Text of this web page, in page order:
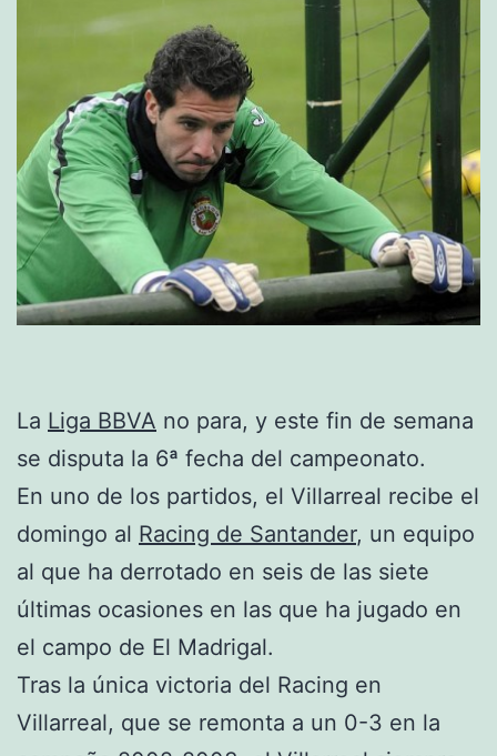
La Liga BBVA no para, y este fin de semana
se disputa la 6ª fecha del campeonato.
En uno de los partidos, el Villarreal recibe el
domingo al Racing de Santander, un equipo
al que ha derrotado en seis de las siete
últimas ocasiones en las que ha jugado en
el campo de El Madrigal.
Tras la única victoria del Racing en
Villarreal, que se remonta a un 0-3 en la